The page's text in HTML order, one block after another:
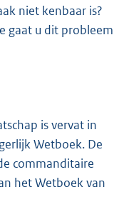
niet kenbaar is?
gaat u dit probleem
is vervat in
Wetboek. De
commanditaire
het Wetboek van